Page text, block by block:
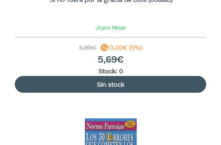
Joyce Meyer
5,99€ 0,30€ (5%)
5,69€
Stock: 0
Sin stock